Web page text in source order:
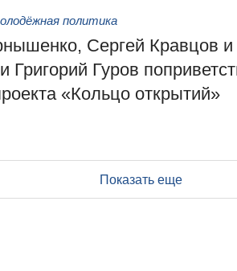
политика
Сергей Кравцов и
Григорий Гуров
«Кольцо открытий»
Показать еще